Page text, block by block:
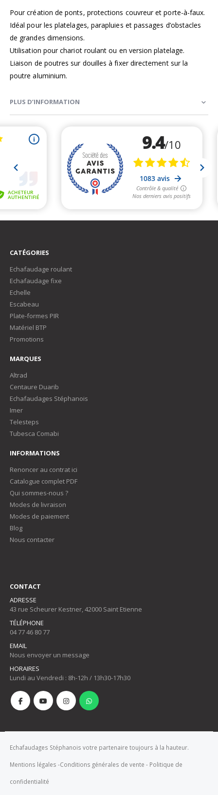
Pour création de ponts, protections couvreur et porte-à-faux.
Idéal pour les platelages, parapluies et passages d’obstacles
de grandes dimensions.
Utilisation pour chariot roulant ou en version platelage.
Liaison de poutres sur douilles à fixer directement sur la
poutre aluminium.
PLUS D’INFORMATION
CATÉGORIES
Echafaudage roulant
Echafaudage fixe
Echelle
Escabeau
Plate-formes PIR
Matériel BTP
Promotions
MARQUES
Altrad
Centaure Duarib
Echafaudages Stéphanois
Imer
Telesteps
Tubesca Comabi
INFORMATIONS
Renoncer au contrat ici
Catalogue complet PDF
Qui sommes-nous ?
Modes de livraison
Modes de paiement
Blog
Nous contacter
CONTACT
ADRESSE
43 rue Scheurer Kestner, 42000 Saint Etienne
TÉLÉPHONE
04 77 46 80 77
EMAIL
Nous envoyer un message
HORAIRES
Lundi au Vendredi : 8h-12h / 13h30-17h30
Echafaudages Stéphanois votre partenaire toujours à la hauteur.
Mentions légales -Conditions générales de vente - Politique de
confidentialité